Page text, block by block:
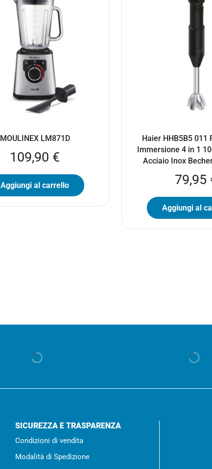
MOULINEX LM871D
109,90 €
Aggiungi al carrello
Haier HHB5B5 011
Immersione 4 in 1
Acciaio Inox
79,95
Aggiungi al
SICUREZZA E TRASPARENZA
Condizioni di vendita
Modalità di Spedizione